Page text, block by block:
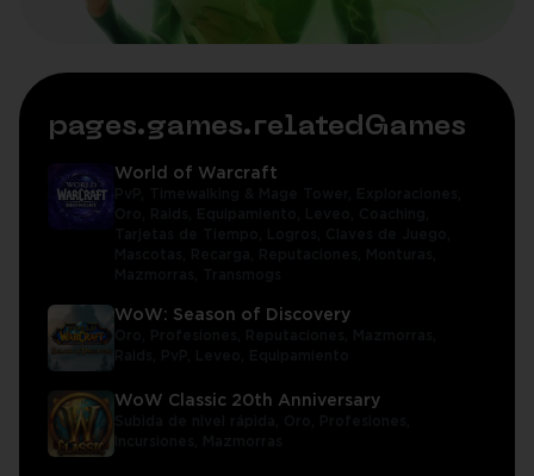
pages.games.relatedGames
World of Warcraft
WoW: Season of Discovery
WoW Classic 20th Anniversary